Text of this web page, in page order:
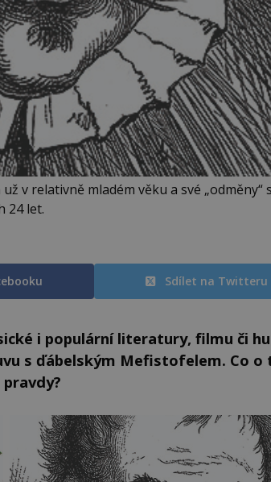
v relativně mladém věku a své „odměny“
24 let.
Sdílet na Twitteru
i populární literatury, filmu či
s ďábelským Mefistofelem. Co o